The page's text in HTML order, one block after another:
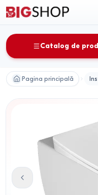
Catalog de
Pagina principală